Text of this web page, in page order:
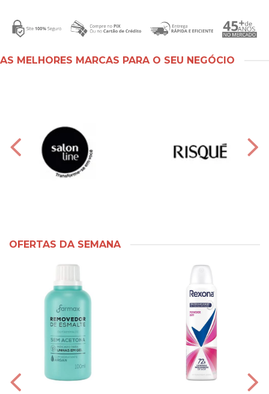
AS MELHORES MARCAS PARA O SEU NEGÓCIO
OFERTAS DA SEMANA